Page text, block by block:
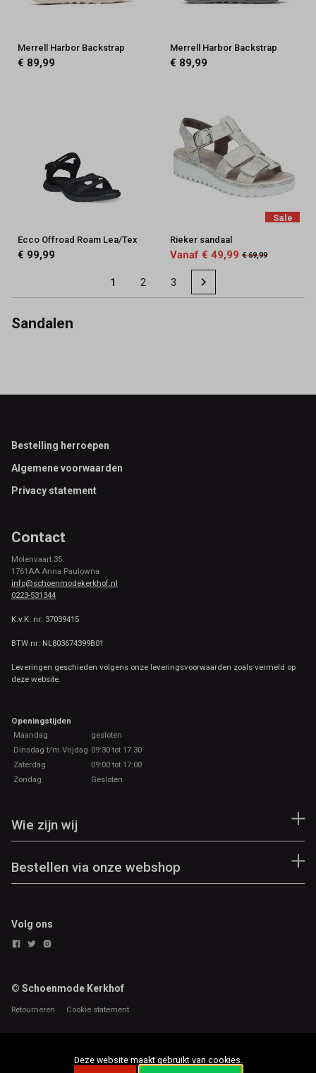
Merrell Harbor Backstrap
€ 89,99
Merrell Harbor Backstrap
€ 89,99
Ecco Offroad Roam Lea/Tex
€ 99,99
Sale
Rieker sandaal
Vanaf € 49,99 € 69,99
1 2 3
Sandalen
Footer
Bestelling herroepen
Algemene voorwaarden
Privacy statement
Contact
Molenvaart 35
1761AA Anna Paulowna
info@schoenmodekerkhof.nl
0223-531344
K.v.K. nr: 37039415
BTW nr: NL803674399B01
Leveringen geschieden volgens onze leveringsvoorwaarden zoals vermeld op
deze website.
Openingstijden
Maandag
gesloten
Dinsdag t/m Vrijdag 09:30 tot 17.30
Zaterdag
09:00 tot 17:00
Zondag
Gesloten
Wie zijn wij
Bestellen via onze webshop
Volg ons
© Schoenmode Kerkhof
Retourneren Cookie statement
Deze website maakt gebruikt van cookies.